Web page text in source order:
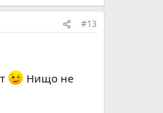
#13
Нищо не